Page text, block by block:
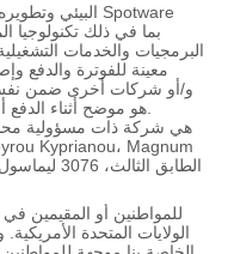
البرمجيات والخدمات
معينة للفوترة والدفع
هو موضح أثناء الدفع
الولايات المتحدة